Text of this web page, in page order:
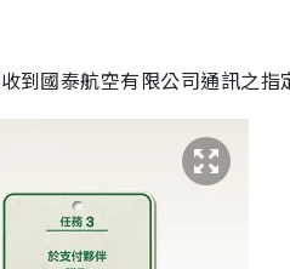
到國泰航空有限公司通訊之指